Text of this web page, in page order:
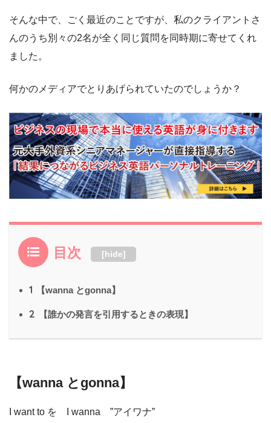
そんな中で、ごく最近のことですが、私のクライアントさ
んのうち別々の2名が全く同じ質問を同時期に寄せてくれ
ました。
何かのメディアでとりあげられていたのでしょうか？
目次 [hide]
1 【wanna とgonna】
2 【誰かの発言を引用するときの表現】
【wanna とgonna】
I want to を I wanna ”アイワナ”